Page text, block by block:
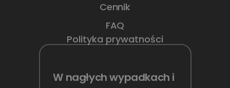
Cennik
FAQ
Polityka prywatności
W nagłych wypadkach i